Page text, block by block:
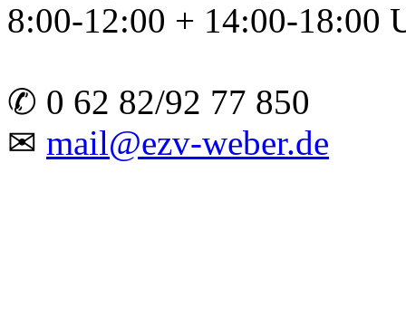
8:00-12:00 + 14:00-18:00
✆ 0 62 82/92 77 850
✉ mail@ezv-weber.de